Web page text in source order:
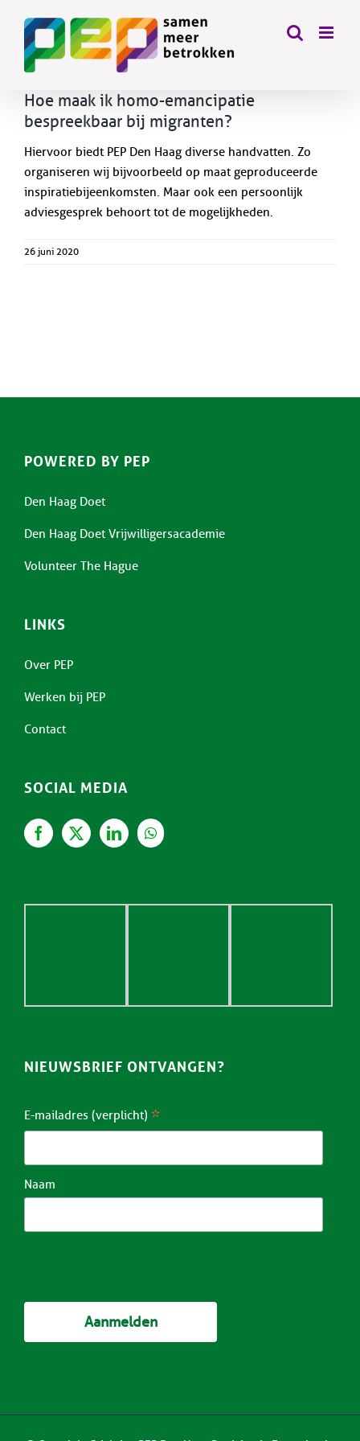
content
Hoe maak ik homo-emancipatie
bespreekbaar bij migranten?
Hiervoor biedt PEP Den Haag diverse handvatten. Zo
organiseren wij bijvoorbeeld op maat geproduceerde
inspiratiebijeenkomsten. Maar ook een persoonlijk
adviesgesprek behoort tot de mogelijkheden.
26 juni 2020
POWERED BY PEP
Den Haag Doet
Den Haag Doet Vrijwilligersacademie
Volunteer The Hague
LINKS
Over PEP
Werken bij PEP
Contact
SOCIAL MEDIA
NIEUWSBRIEF ONTVANGEN?
E-mailadres (verplicht) *
Naam